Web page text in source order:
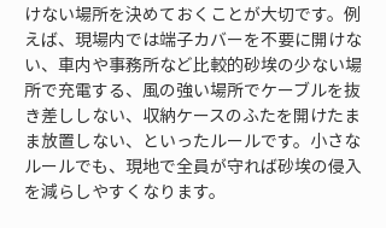
けない場所を決めておくことが大切です。例
えば、現場内では端子カバーを不要に開けな
い、車内や事務所など比較的砂埃の少ない場
所で充電する、風の強い場所でケーブルを抜
き差ししない、収納ケースのふたを開けたま
ま放置しない、といったルールです。小さな
ルールでも、現地で全員が守れば砂埃の侵入
を減らしやすくなります。